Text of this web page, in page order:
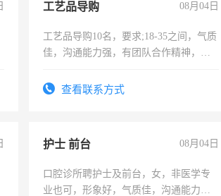
工艺品导购 08月04日
工艺品导购10名，要求;18-35之间，气质
佳，沟通能力强，有团队合作精神，有
查看联系方式
护士 前台 08月04日
口腔诊所聘护士及前台，女，非医学专
业也可，形象好，气质佳，沟通能力